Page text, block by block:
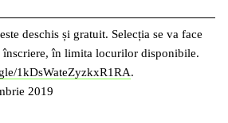
deschis și gratuit. Selecția se va face
în limita locurilor disponibile.
1kDsWateZyzkxR1RA.
2019